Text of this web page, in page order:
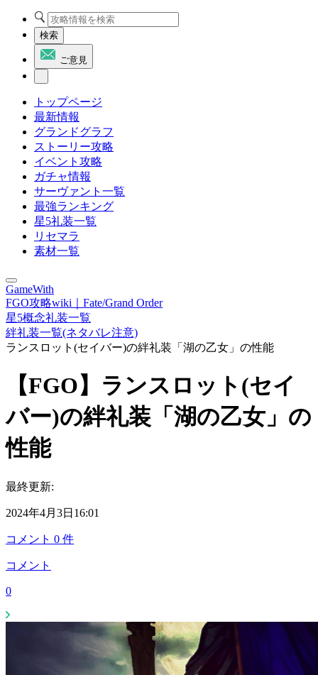
検索
ご意見
トップページ
最新情報
グランドグラフ
ストーリー攻略
イベント攻略
ガチャ情報
サーヴァント一覧
最強ランキング
星5礼装一覧
リセマラ
素材一覧
GameWith
FGO攻略wiki｜Fate/Grand Order
星5概念礼装一覧
絆礼装一覧(ネタバレ注意)
ランスロット(セイバー)の絆礼装「湖の乙女」の性能
【FGO】ランスロット(セイ
バー)の絆礼装「湖の乙女」の
性能
最終更新:
2024年4月3日16:01
コメント 0 件
コメント
0